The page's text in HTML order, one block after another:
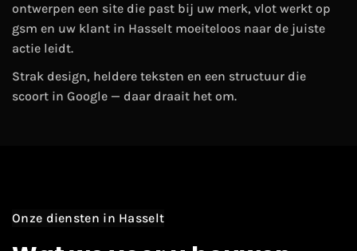
ontwerpen een site die past bij uw merk, vlot werkt op
gsm en uw klant in Hasselt moeiteloos naar de juiste
actie leidt.
Strak design, heldere teksten en een structuur die
scoort in Google — daar draait het om.
Onze diensten in Hasselt